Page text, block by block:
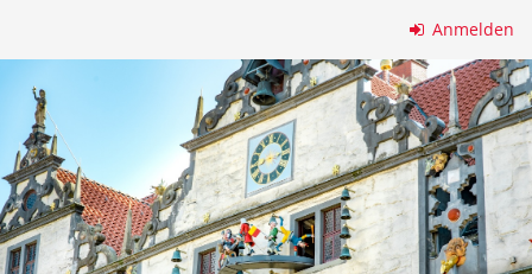
springen
Anmelden